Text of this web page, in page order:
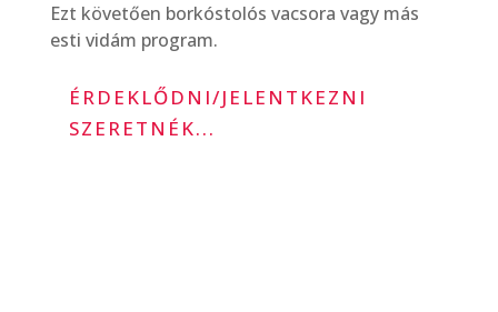
Ezt követően borkóstolós vacsora vagy más
esti vidám program.
ÉRDEKLŐDNI/JELENTKEZNI
SZERETNÉK...